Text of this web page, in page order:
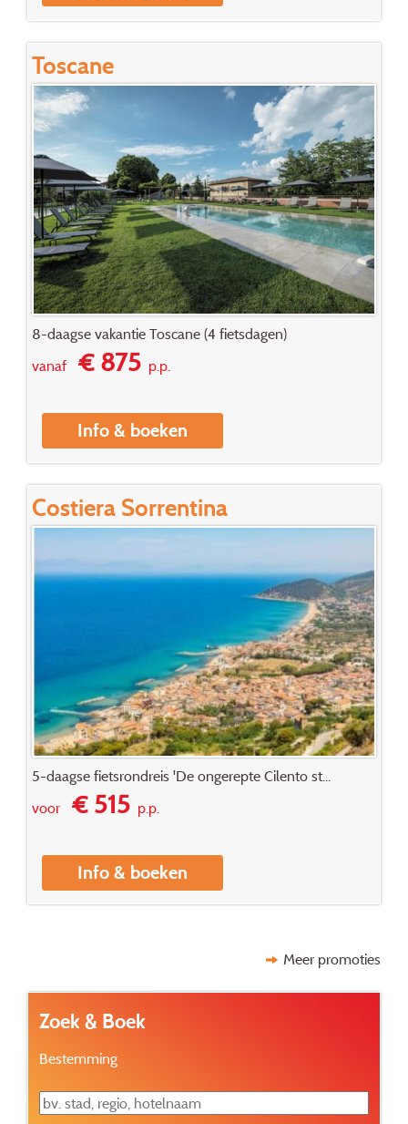
Toscane
8-daagse vakantie Toscane (4 fietsdagen)
vanaf€ 875p.p.
Info & boeken
Costiera Sorrentina
5-daagse fietsrondreis 'De ongerepte Cilento st...
voor€ 515p.p.
Info & boeken
Meer promoties
Zoek & Boek
Bestemming